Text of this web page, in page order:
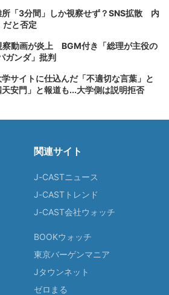
所「3分間」しか視察せず？SNS拡散 内
だと否定
察動画が炎上 BGM付き「総理が主役の
ガンダ」批判
サイトに仕込んだ「不適切な言葉」と
安門」と報道も...大学側は説明拒否
関連サイト
J-CASTニュース
J-CASTトレンド
J-CAST会社ウォッチ
BOOKウォッチ
東京バーゲンマニア
Jタウンネット
ゼロまる